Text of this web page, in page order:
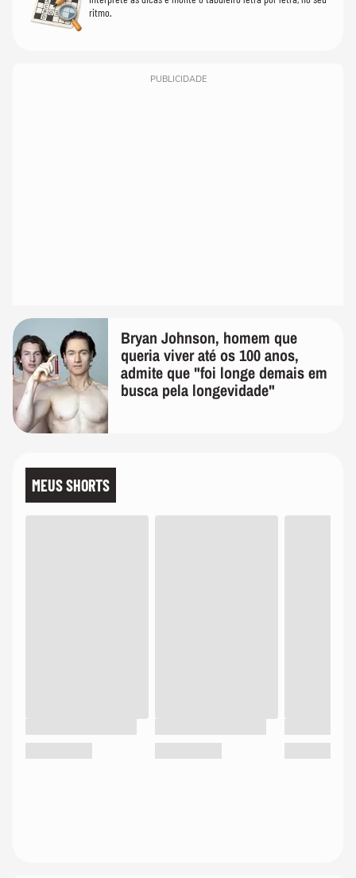
ritmo.
PUBLICIDADE
Bryan Johnson, homem que
queria viver até os 100 anos,
admite que "foi longe demais em
busca pela longevidade"
MEUS SHORTS